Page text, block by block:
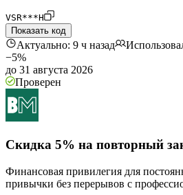
VSR***H
Показать код
Актуально: 9 ч назад
−5%
до 31 августа 2026
Проверен
Скидка 5% на повторный
Финансовая привилегия для
привычки без перерывов с